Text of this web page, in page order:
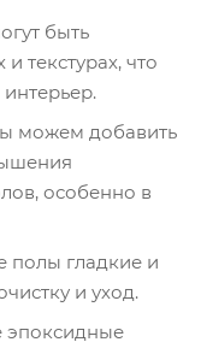
быть
текстурах, что
можем добавить
особенно в
полы гладкие и
и уход.